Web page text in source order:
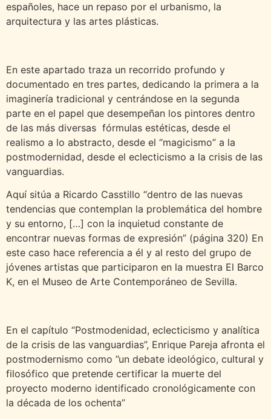
españoles, hace un repaso por el urbanismo, la
arquitectura y las artes plásticas.
En este apartado traza un recorrido profundo y
documentado en tres partes, dedicando la primera a la
imaginería tradicional y centrándose en la segunda
parte en el papel que desempeñan los pintores dentro
de las más diversas fórmulas estéticas, desde el
realismo a lo abstracto, desde el “magicismo” a la
postmodernidad, desde el eclecticismo a la crisis de las
vanguardias.
Aquí sitúa a Ricardo Casstillo “dentro de las nuevas
tendencias que contemplan la problemática del hombre
y su entorno, […] con la inquietud constante de
encontrar nuevas formas de expresión” (página 320) En
este caso hace referencia a él y al resto del grupo de
jóvenes artistas que participaron en la muestra El Barco
K, en el Museo de Arte Contemporáneo de Sevilla.
En el capítulo “Postmodenidad, eclecticismo y analítica
de la crisis de las vanguardias”, Enrique Pareja afronta el
postmodernismo como ”un debate ideológico, cultural y
filosófico que pretende certificar la muerte del
proyecto moderno identificado cronológicamente con
la década de los ochenta”